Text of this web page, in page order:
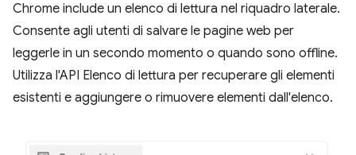
Chrome include un elenco di lettura nel riquadro laterale.
Consente agli utenti di salvare le pagine web per
leggerle in un secondo momento o quando sono offline.
Utilizza l'API Elenco di lettura per recuperare gli elementi
esistenti e aggiungere o rimuovere elementi dall'elenco.